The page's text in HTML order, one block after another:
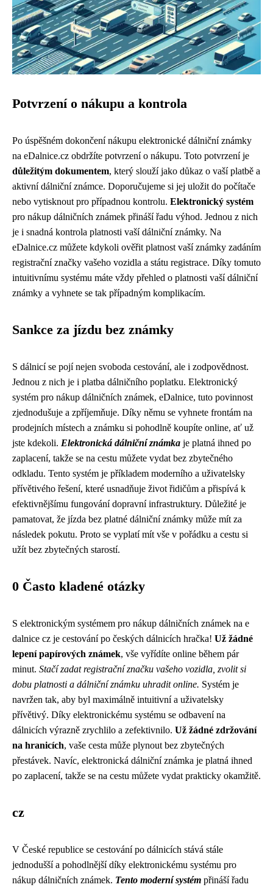
Potvrzení o nákupu a kontrola
Po úspěšném dokončení nákupu elektronické dálniční známky
na eDalnice.cz obdržíte potvrzení o nákupu. Toto potvrzení je
důležitým dokumentem, který slouží jako důkaz o vaší platbě a
aktivní dálniční známce. Doporučujeme si jej uložit do počítače
nebo vytisknout pro případnou kontrolu. Elektronický systém
pro nákup dálničních známek přináší řadu výhod. Jednou z nich
je i snadná kontrola platnosti vaší dálniční známky. Na
eDalnice.cz můžete kdykoli ověřit platnost vaší známky zadáním
registrační značky vašeho vozidla a státu registrace. Díky tomuto
intuitivnímu systému máte vždy přehled o platnosti vaší dálniční
známky a vyhnete se tak případným komplikacím.
Sankce za jízdu bez známky
S dálnicí se pojí nejen svoboda cestování, ale i zodpovědnost.
Jednou z nich je i platba dálničního poplatku. Elektronický
systém pro nákup dálničních známek, eDalnice, tuto povinnost
zjednodušuje a zpříjemňuje. Díky němu se vyhnete frontám na
prodejních místech a známku si pohodlně koupíte online, ať už
jste kdekoli. Elektronická dálniční známka je platná ihned po
zaplacení, takže se na cestu můžete vydat bez zbytečného
odkladu. Tento systém je příkladem moderního a uživatelsky
přívětivého řešení, které usnadňuje život řidičům a přispívá k
efektivnějšímu fungování dopravní infrastruktury. Důležité je
pamatovat, že jízda bez platné dálniční známky může mít za
následek pokutu. Proto se vyplatí mít vše v pořádku a cestu si
užít bez zbytečných starostí.
0 Často kladené otázky
S elektronickým systémem pro nákup dálničních známek na e
dalnice cz je cestování po českých dálnicích hračka! Už žádné
lepení papírových známek, vše vyřídíte online během pár
minut. Stačí zadat registrační značku vašeho vozidla, zvolit si
dobu platnosti a dálniční známku uhradit online. Systém je
navržen tak, aby byl maximálně intuitivní a uživatelsky
přívětivý. Díky elektronickému systému se odbavení na
dálnicích výrazně zrychlilo a zefektivnilo. Už žádné zdržování
na hranicích, vaše cesta může plynout bez zbytečných
přestávek. Navíc, elektronická dálniční známka je platná ihned
po zaplacení, takže se na cestu můžete vydat prakticky okamžitě.
cz
V České republice se cestování po dálnicích stává stále
jednodušší a pohodlnější díky elektronickému systému pro
nákup dálničních známek. Tento moderní systém přináší řadu